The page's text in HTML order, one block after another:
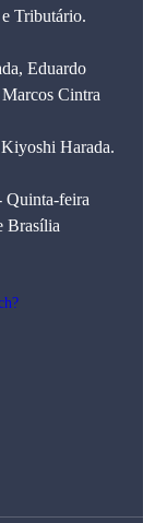
Tributário.
Eduardo
Cintra
Harada.
Quinta-feira
Brasília